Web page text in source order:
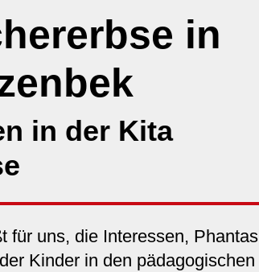
in
in der Kita
für uns, die Interessen,
Kinder in den pädagogischen